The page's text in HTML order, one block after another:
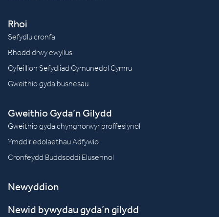
Rhoi
Sefydlu cronfa
Rhodd drwy ewyllus
Cyfeillion Sefydliad Cymunedol Cymru
Gweithio gyda busnesau
Gweithio Gyda’n Gilydd
Gweithio gyda chynghorwyr proffesiynol
Ymddiriedolaethau Adfywio
Cronfeydd Buddsoddi Elusennol
Newyddion
Newid bywydau gyda’n gilydd